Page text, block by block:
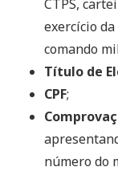
CTPS,
exercício
comando
Título de
CPF;
número do